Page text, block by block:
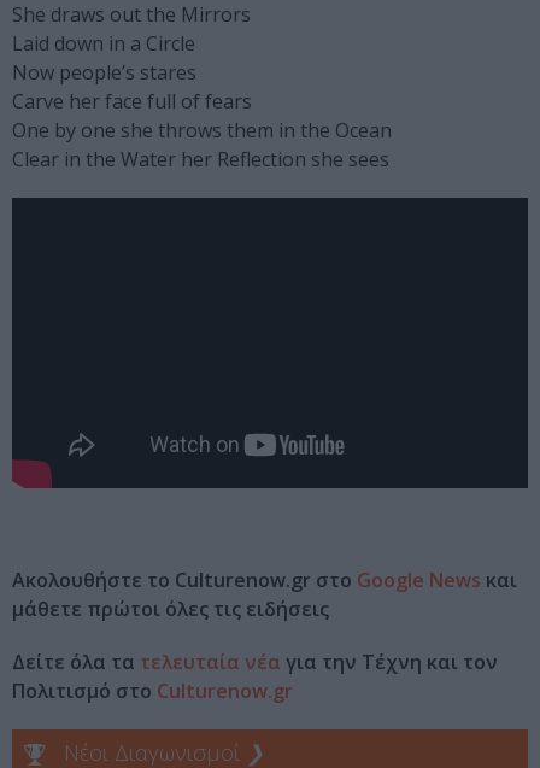
She draws out the Mirrors
Laid down in a Circle
Now people’s stares
Carve her face full of fears
One by one she throws them in the Ocean
Clear in the Water her Reflection she sees
Ακολουθήστε το Culturenow.gr στο Google News και
μάθετε πρώτοι όλες τις ειδήσεις
Δείτε όλα τα τελευταία νέα για την Τέχνη και τον
Πολιτισμό στο Culturenow.gr
Νέοι Διαγωνισμοί ❯